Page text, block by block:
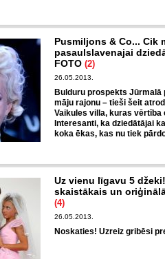
Pusmiljons & Co... Cik
pasaulslavenajai
FOTO (2)
26.05.2013.
Bulduru prospekts Jūrmalā
māju rajonu – tieši šeit
Vaikules villa, kuras
Interesanti, ka dziedātājai
koka ēkas, kas nu tiek
Uz vienu līgavu 5
skaistākais un
(4)
26.05.2013.
Noskaties! Uzreiz gribēsi